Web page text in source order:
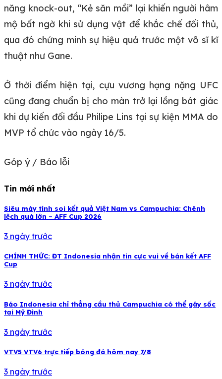
năng knock-out, “Kẻ săn mồi” lại khiến người hâm
mộ bất ngờ khi sử dụng vật để khắc chế đối thủ,
qua đó chứng minh sự hiệu quả trước một võ sĩ kĩ
thuật như Gane.
Ở thời điểm hiện tại, cựu vương hạng nặng UFC
cũng đang chuẩn bị cho màn trở lại lồng bát giác
khi dự kiến đối đầu Philipe Lins tại sự kiện MMA do
MVP tổ chức vào ngày 16/5.
Góp ý / Báo lỗi
Tin mới nhất
Siêu máy tính soi kết quả Việt Nam vs Campuchia: Chênh
lệch quá lớn – AFF Cup 2026
3 ngày trước
CHÍNH THỨC: ĐT Indonesia nhận tin cực vui về bán kết AFF
Cup
3 ngày trước
Báo Indonesia chỉ thẳng cầu thủ Campuchia có thể gây sốc
tại Mỹ Đình
3 ngày trước
VTV5 VTV6 trực tiếp bóng đá hôm nay 7/8
3 ngày trước